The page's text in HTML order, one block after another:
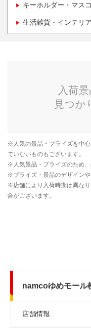
キーホルダー・マス
生活雑貨・インテリ
namcoゆめモール
店舗情報